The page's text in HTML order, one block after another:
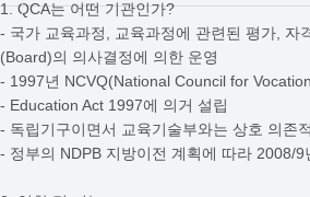
1. QCA는 어떤 기관인가?
- 국가 교육과정, 교육과정에 관련된 평가,
(Board)의 의사결정에 의한 운영
- 1997년 NCVQ(National Council for
- Education Act 1997에 의거 설립
- 독립기구이면서 교육기술부와는 상호 의존
- 정부의 NDPB 지방이전 계획에 따라 2008/